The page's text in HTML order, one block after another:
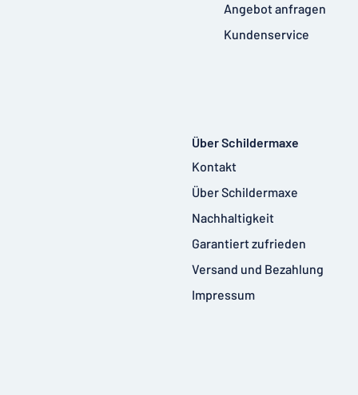
Angebot anfragen
Kundenservice
Über Schildermaxe
Kontakt
Über Schildermaxe
Nachhaltigkeit
Garantiert zufrieden
Versand und Bezahlung
Impressum